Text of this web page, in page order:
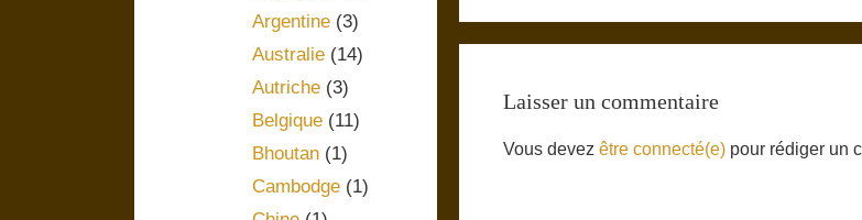
Laisser un commentaire
Vous devez être connecté(e) pour rédiger un
Argentine(3)
Australie(14)
Autriche(3)
Belgique(11)
Bhoutan(1)
Cambodge(1)